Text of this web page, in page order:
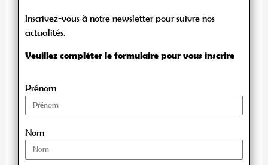
Inscrivez-vous à notre newsletter pour suivre nos
actualités.
Veuillez compléter le formulaire pour vous inscrire
Prénom
Nom